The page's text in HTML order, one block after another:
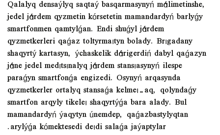
Qalalyq densaýlyq saqtaý basqarmasynyń málimetinshe,
jedel járdem qyzmetin kórsetetin mamandardyń barlyǵy
smartfonmen qamtylǵan. Endi shuǵyl járdem
qyzmetkerleri qaǵaz toltyrmaıtyn bolady. Brıgadany
shaqyrtý kartasyn, ýchaskelik dárigerdiń dabyl qaǵazyn
jáne jedel medıtsınalyq járdem stansıasynyń ilespe
paraǵyn smartfonǵa engizedi. Osynyń arqasynda
qyzmetkerler ortalyq stansaǵa kelmeı-aq, qolyndaǵy
smartfon arqyly tikeleı shaqyrtýǵa bara alady. Bul
mamandardyń ýaqytyn únemdep, qaǵazbastylyqtan
arylýǵa kómektesedi deıdi salaǵa jaýaptylar.